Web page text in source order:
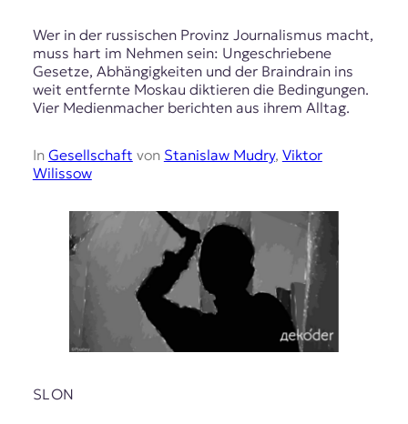
Wer in der russischen Provinz Journalismus macht,
muss hart im Nehmen sein: Ungeschriebene
Gesetze, Abhängigkeiten und der Braindrain ins
weit entfernte Moskau diktieren die Bedingungen.
Vier Medienmacher berichten aus ihrem Alltag.
In Gesellschaft von Stanislaw Mudry, Viktor
Wilissow
SLON